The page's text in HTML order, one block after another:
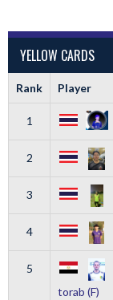
YELLOW CARDS
Rank Player
1
2
3
4
5
torab (F)